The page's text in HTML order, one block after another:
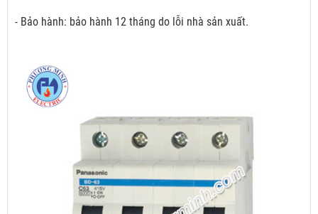
- Bảo hành: bảo hành 12 tháng do lỗi nhà sản xuất.